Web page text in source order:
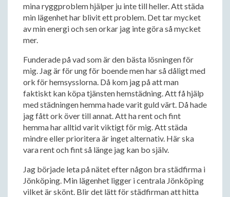
mina ryggproblem hjälper ju inte till heller. Att städa
min lägenhet har blivit ett problem. Det tar mycket
av min energi och sen orkar jag inte göra så mycket
mer.
Funderade på vad som är den bästa lösningen för
mig. Jag är för ung för boende men har så dåligt med
ork för hemsysslorna. Då kom jag på att man
faktiskt kan köpa tjänsten hemstädning. Att få hjälp
med städningen hemma hade varit guld värt. Då hade
jag fått ork över till annat. Att ha rent och fint
hemma har alltid varit viktigt för mig. Att städa
mindre eller prioritera är inget alternativ. Här ska
vara rent och fint så länge jag kan bo själv.
Jag började leta på nätet efter någon bra städfirma i
Jönköping. Min lägenhet ligger i centrala Jönköping
vilket är skönt. Blir det lätt för städfirman att hitta